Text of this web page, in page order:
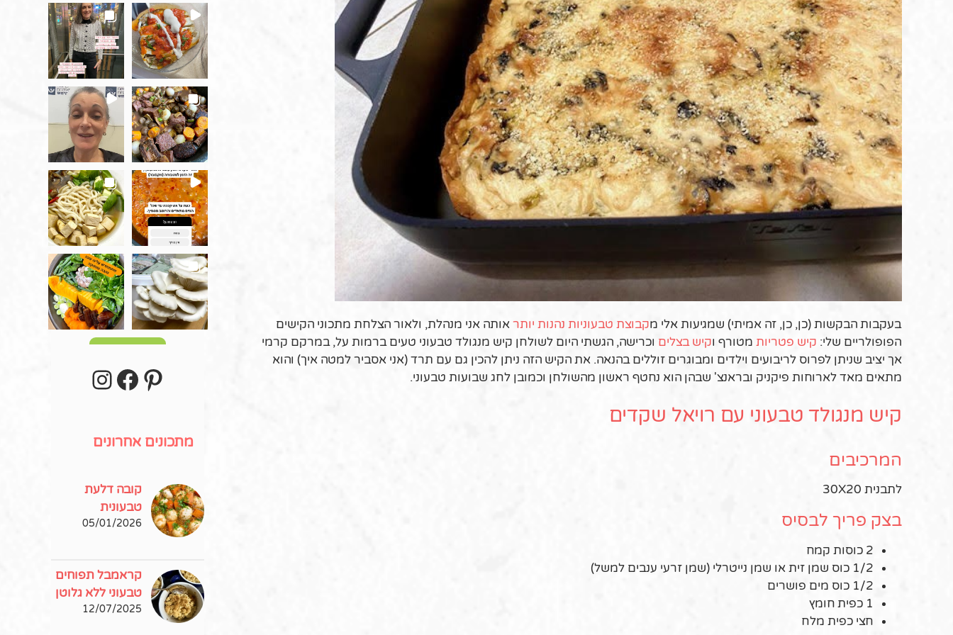
בעקבות הבקשות (כן, כן, זה אמיתי) שמגיעות אלי מקבוצת טבעוניות נהנות יותראותה אני מנהלת, ולאור הצלחת מתכוני הקישים
הפופולריים שלי: קיש פטריות מטורף וקיש בצלים וכרישה, הגשתי היום לשולחן קיש מנגולד טבעוני טעים ברמות על, במרקם קרמי
אך יציב שניתן לפרוס לריבועים וילדים ומבוגרים זוללים בהנאה. את הקיש הזה ניתן להכין גם עם תרד (אני אסביר למטה איך) והוא
מתאים מאד לארוחות פיקניק ובראנצ' שבהן הוא נחטף ראשון מהשולחן וכמובן לחג שבועות טבעוני.
קיש מנגולד טבעוני עם רויאל שקדים
המרכיבים
לתבנית 30X20
בצק פריך לבסיס
2 כוסות קמח
1/2 כוס שמן זית או שמן נייטרלי (שמן זרעי ענבים למשל)
1/2 כוס מים פושרים
1 כפית חומץ
חצי כפית מלח
Pinterest
מתכונים אחרונים
קובה דלעת
טבעונית
05/01/2026
קראמבל תפוחים
טבעוני ללא גלוטן
12/07/2025